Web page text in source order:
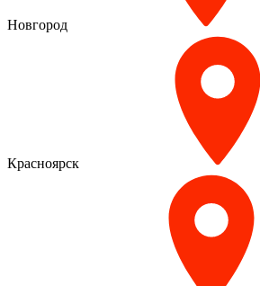
Новгород
Красноярск